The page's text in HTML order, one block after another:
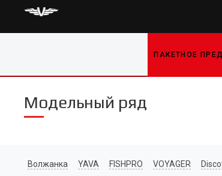
ПАКЕТНОЕ
Модельный ряд
Волжанка YAVA FISHPRO VOYAGER